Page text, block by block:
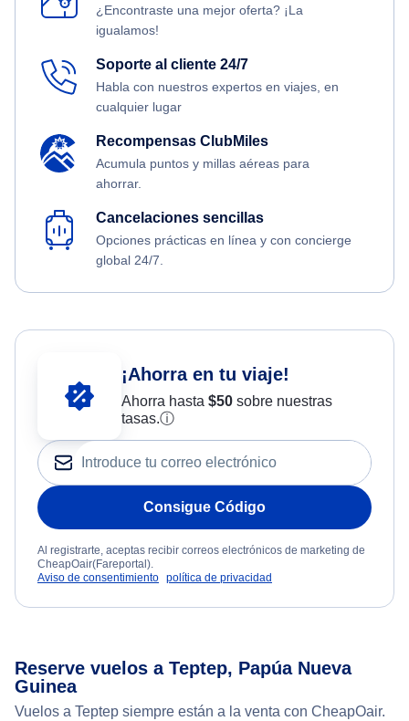
¿Encontraste una mejor oferta? ¡La
igualamos!
Soporte al cliente 24/7
Habla con nuestros expertos en viajes, en
cualquier lugar
Recompensas ClubMiles
Acumula puntos y millas aéreas para
ahorrar.
Cancelaciones sencillas
Opciones prácticas en línea y con concierge
global 24/7.
¡Ahorra en tu viaje!
Ahorra hasta $50sobre nuestras
tasas.ⓘ
Consigue Código
Al registrarte, aceptas recibir correos electrónicos de marketing de
CheapOair(Fareportal).
Aviso de consentimiento política de privacidad
Reserve vuelos a Teptep, Papúa Nueva
Guinea
Vuelos a Teptep siempre están a la venta con CheapOair.